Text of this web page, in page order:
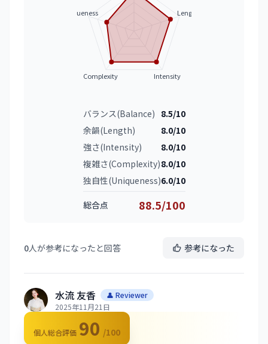
Length
Intensity
Complexity
Uniqueness
バランス(Balance) 8.5/10
余韻(Length)
8.0/10
強さ(Intensity)
8.0/10
複雑さ(Complexity)8.0/10
独自性(Uniqueness)6.0/10
総合点 88.5/100
0人が参考になったと回答 参考になった
水流 友香
👤 Reviewer
2025年11月21日
個人総合評価 90 /100